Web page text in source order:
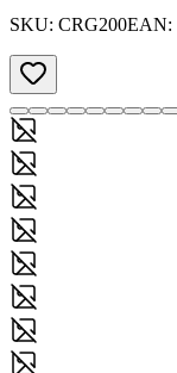
SKU: CRG200EAN: